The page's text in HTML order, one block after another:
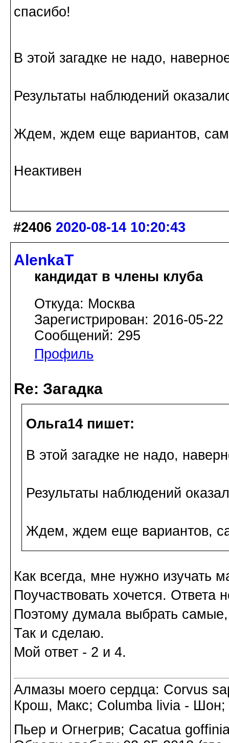
спасибо!
В этой загадке не надо,
Результаты наблюдений
Ждем, ждем еще вариантов,
Неактивен
#2406 2020-08-14 10:20:43
AlenkaT
кандидат в члены клуба
Откуда: Москва
Зарегистрирован: 2016-05-22
Сообщений: 295
Профиль
Re: Загадка
Ольга14 пишет:
В этой загадке не надо,
Результаты наблюдений
Ждем, ждем еще вариантов,
Как всегда, мне нужно изучать
Поучаствовать хочется. Ответа
Поэтому думала выбрать
Так и сделаю.
Мой ответ - 2 и 4.
Алмазы моего сердца: Corvus
Крош, Макс; Columba livia -
Пьер и Огнегрив; Cacatua